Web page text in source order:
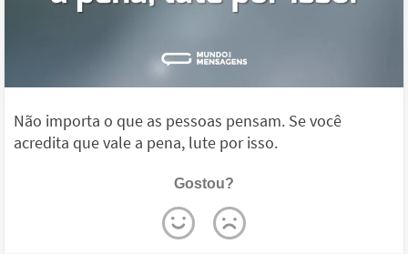
Não importa o que as pessoas pensam. Se você
acredita que vale a pena, lute por isso.
Gostou?